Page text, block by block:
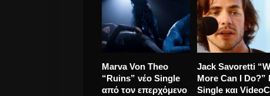
Madonna αυτό το
διάστημα ηχογραφεί
στο studio
Ελευθερία
Αρβανιτάκη:
“Φοβάμαι μήπως